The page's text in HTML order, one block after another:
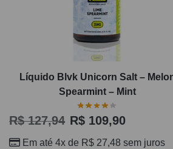
Líquido Blvk Unicorn Salt –
Spearmint – Mint
R$127,94 R$ 109,90
Em até 4x de R$ 27,48 sem juros